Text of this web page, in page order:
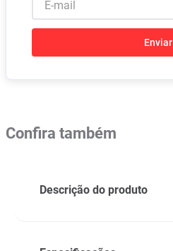
Enviar
Confira também
Descrição do produto